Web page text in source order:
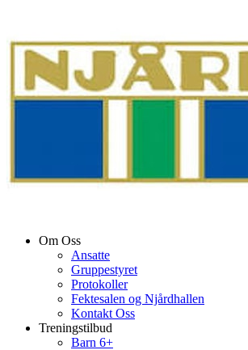
Om Oss
Ansatte
Gruppestyret
Protokoller
Fektesalen og Njårdhallen
Kontakt Oss
Treningstilbud
Barn 6+